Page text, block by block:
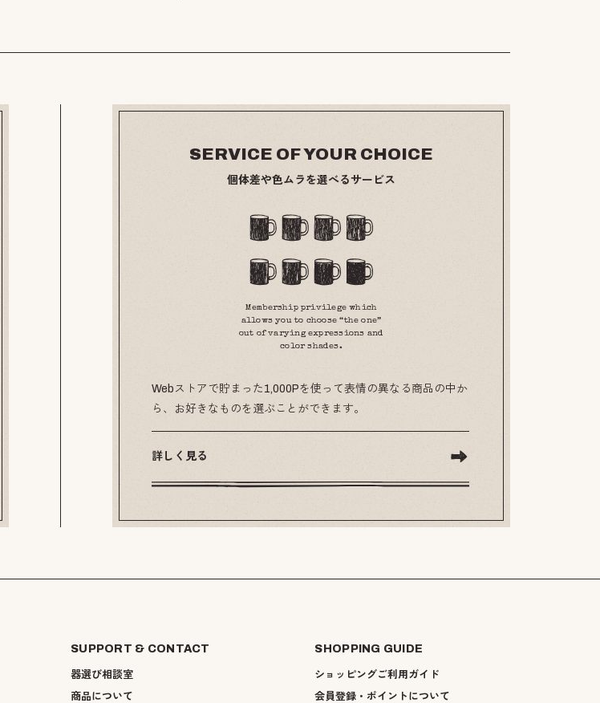
SERVICE OF YOUR CHOICE
個体差や色ムラを選べるサービス
Membership privilege which
allows you to choose “the one”
out of varying expressions and
color shades.
Webストアで貯まった1,000Pを使って表情の異なる商品の中か
ら、お好きなものを選ぶことができます。
詳しく見る
SUPPORT & CONTACT
器選び相談室
商品について
SHOPPING GUIDE
ショッピングご利用ガイド
会員登録・ポイントについて